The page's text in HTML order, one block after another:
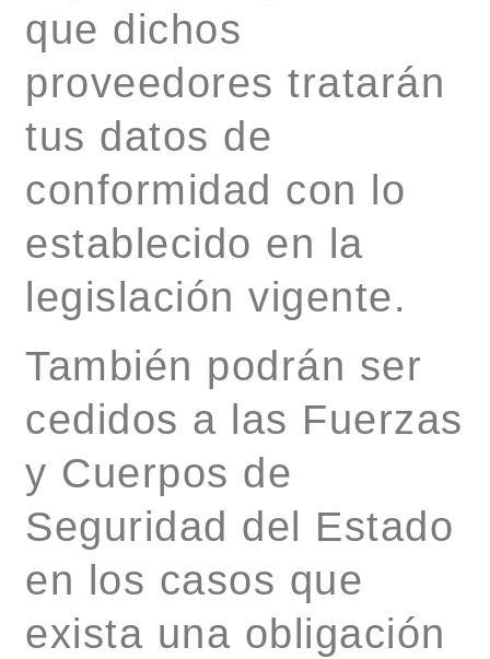
que dichos
proveedores tratarán
tus datos de
conformidad con lo
establecido en la
legislación vigente.
También podrán ser
cedidos a las Fuerzas
y Cuerpos de
Seguridad del Estado
en los casos que
exista una obligación